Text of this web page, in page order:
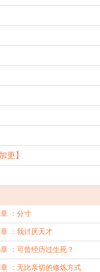
更】
：分寸
：我讨厌天才
：可曾经历过生死？
：无比亲切的修炼方式